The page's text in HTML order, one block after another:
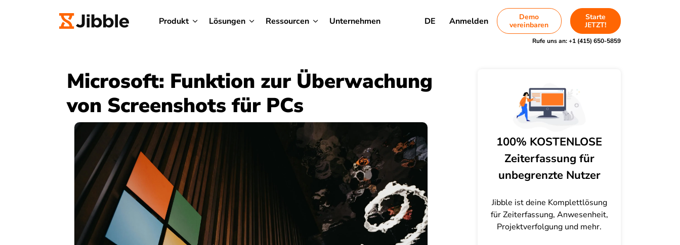
Produkt Lösungen Ressourcen Unternehmen DE Anmelden
Demo
vereinbaren
Starte
JETZT!
Rufe uns an:+1 (415) 650-5859
Microsoft: Funktion zur Überwachung
von Screenshots für PCs
100% KOSTENLOSE
Zeiterfassung für
unbegrenzte Nutzer
Jibble ist deine Komplettlösung
für Zeiterfassung, Anwesenheit,
Projektverfolgung und mehr.